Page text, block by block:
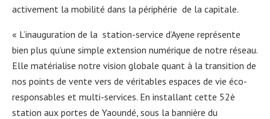
activement la mobilité dans la périphérie de la capitale.
« L’inauguration de la station-service d’Ayene représente
bien plus qu’une simple extension numérique de notre réseau.
Elle matérialise notre vision globale quant à la transition de
nos points de vente vers de véritables espaces de vie éco-
responsables et multi-services. En installant cette 52è
station aux portes de Yaoundé, sous la bannière du